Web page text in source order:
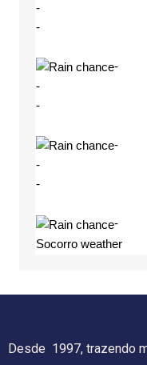
-
-
-
-
-
-
-
-
-
Socorro weather
Desde 1997, trazendo